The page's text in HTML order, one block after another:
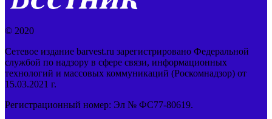
© 2020
Сетевое издание barvest.ru зарегистрировано Федеральной
службой по надзору в сфере связи, информационных
технологий и массовых коммуникаций (Роскомнадзор) от
15.03.2021 г.
Регистрационный номер: Эл № ФС77-80619.